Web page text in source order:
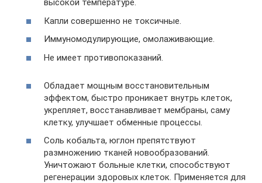
высокой температуре.
Капли совершенно не токсичные.
Иммуномодулирующие, омолаживающие.
Не имеет противопоказаний.
Обладает мощным восстановительным
эффектом, быстро проникает внутрь клеток,
укрепляет, восстанавливает мембраны, саму
клетку, улучшает обменные процессы.
Соль кобальта, юглон препятствуют
размножению тканей новообразований.
Уничтожают больные клетки, способствуют
регенерации здоровых клеток. Применяется для